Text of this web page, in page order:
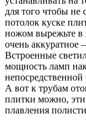
для того чтобы не
потолок куске
ножом вырежьте в
очень аккуратное
Встроенные
мощность ламп
непосредственной
А вот к трубам
плитки можно,
плавления